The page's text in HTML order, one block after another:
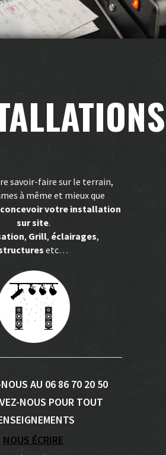
savoir-faire sur le terrain,
à même et mieux que
concevoir votre installation
sur site.
, Grill, éclairages,
etc…
AU 06 86 70 20 50
NOUS POUR TOUT
NOUS ÉCRIRE